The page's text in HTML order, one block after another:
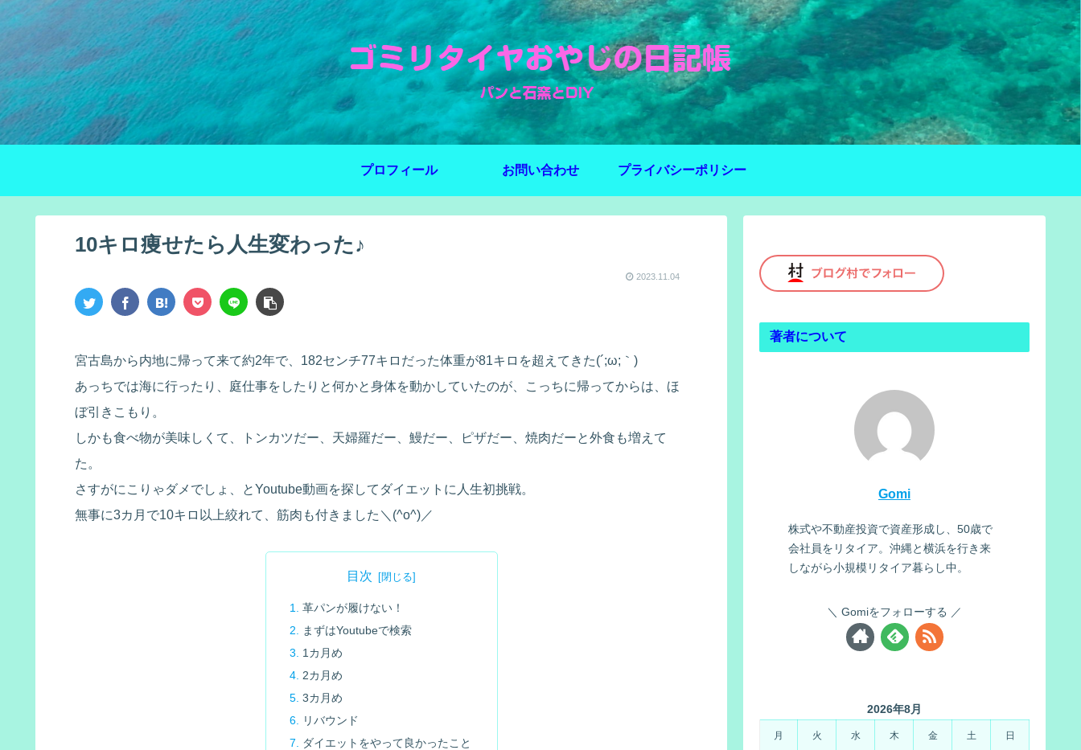
プロフィール お問い合わせ プライバシーポリシー
10キロ痩せたら人生変わった♪
2023.11.04
宮古島から内地に帰って来て約2年で、182センチ77キロだった体重が81キロを超えてきた(´;ω;｀)
あっちでは海に行ったり、庭仕事をしたりと何かと身体を動かしていたのが、こっちに帰ってからは、ほ
ぼ引きこもり。
しかも食べ物が美味しくて、トンカツだー、天婦羅だー、鰻だー、ピザだー、焼肉だーと外食も増えて
た。
さすがにこりゃダメでしょ、とYoutube動画を探してダイエットに人生初挑戦。
無事に3カ月で10キロ以上絞れて、筋肉も付きました＼(^o^)／
目次
革パンが履けない！
まずはYoutubeで検索
1カ月め
2カ月め
3カ月め
リバウンド
ダイエットをやって良かったこと
著者について
Gomi
株式や不動産投資で資産形成し、50歳で
会社員をリタイア。沖縄と横浜を行き来
しながら小規模リタイア暮らし中。
Gomiをフォローする
2026年8月
月 火 水 木 金 土 日